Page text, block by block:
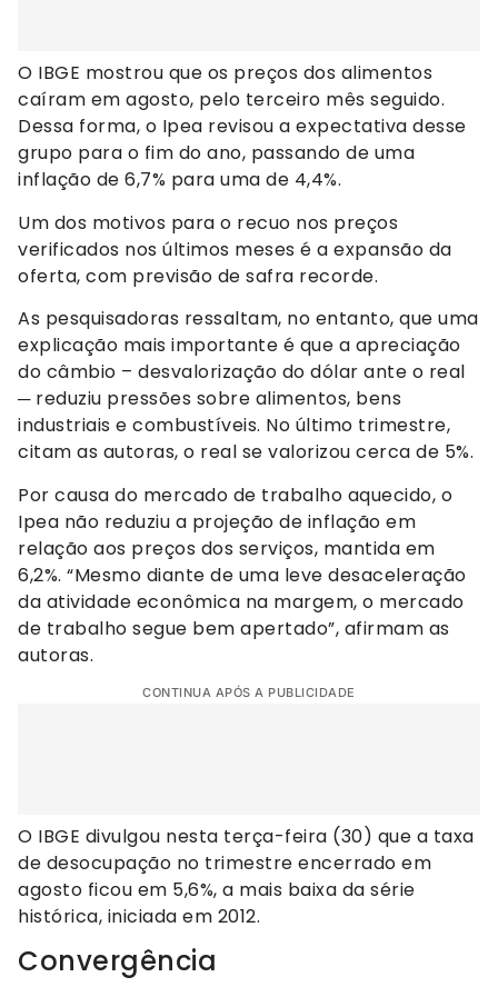
O IBGE mostrou que os preços dos alimentos
caíram em agosto, pelo terceiro mês seguido.
Dessa forma, o Ipea revisou a expectativa desse
grupo para o fim do ano, passando de uma
inflação de 6,7% para uma de 4,4%.
Um dos motivos para o recuo nos preços
verificados nos últimos meses é a expansão da
oferta, com previsão de safra recorde.
As pesquisadoras ressaltam, no entanto, que uma
explicação mais importante é que a apreciação
do câmbio – desvalorização do dólar ante o real
─ reduziu pressões sobre alimentos, bens
industriais e combustíveis. No último trimestre,
citam as autoras, o real se valorizou cerca de 5%.
Por causa do mercado de trabalho aquecido, o
Ipea não reduziu a projeção de inflação em
relação aos preços dos serviços, mantida em
6,2%. “Mesmo diante de uma leve desaceleração
da atividade econômica na margem, o mercado
de trabalho segue bem apertado”, afirmam as
autoras.
CONTINUA APÓS A PUBLICIDADE
O IBGE divulgou nesta terça-feira (30) que a taxa
de desocupação no trimestre encerrado em
agosto ficou em 5,6%, a mais baixa da série
histórica, iniciada em 2012.
Convergência